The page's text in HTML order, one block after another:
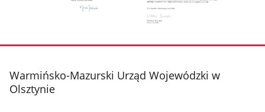
galerii.
zdjęcie
galerii.
zdjęcie
galerii.
stopka
Warmińsko-Mazurski Urząd Wojewódzki w
Olsztynie